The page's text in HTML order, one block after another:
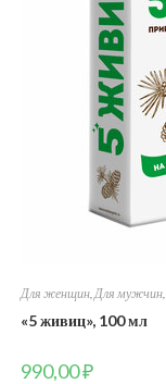
Для женщин, Для мужчин,
«5 живиц», 100 мл
990,00₽